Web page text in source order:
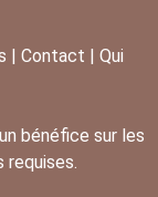
| Contact | Qui
bénéfice sur les